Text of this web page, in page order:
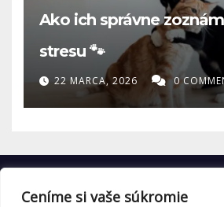
Ceníme si vaše súkromie
Ako ich správne
stresu 🐾
22 MARCA, 2026 0